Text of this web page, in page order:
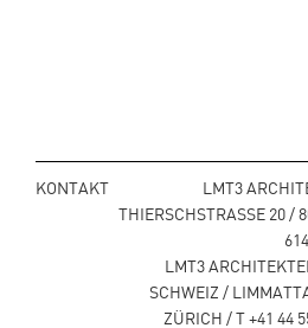
KONTAKT
LMT3
THIERSCHSTRASSE 20 /
LMT3
SCHWEIZ /
ZÜRICH / T +41 44